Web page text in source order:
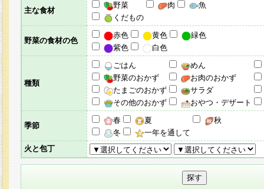
主な食材
野菜 肉
魚
くだもの
野菜の食材の色
赤色 黄色
緑色
紫色
白色
種類
ごはん
めん
野菜のおかず
お肉のおかず
たまごのおかず
サラダ
その他のおかず
おやつ・デザート
季節
春 夏
秋
冬
一年を通して
火と包丁